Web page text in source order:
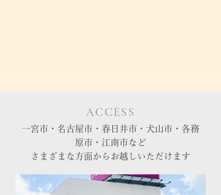
ACCESS
一宮市・名古屋市・春日井市・犬山市・各務
原市・江南市など
さまざまな方面からお越しいただけます